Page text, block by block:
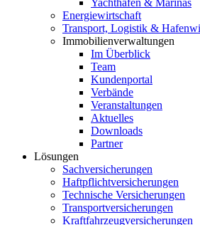
Yachthäfen & Marinas
Energiewirtschaft
Transport, Logistik &
Immobilienverwaltungen
Im Überblick
Team
Kundenportal
Verbände
Veranstaltungen
Aktuelles
Downloads
Partner
Lösungen
Sachversicherungen
Haftpflichtversicherungen
Technische Versicherungen
Transportversicherungen
Kraftfahrzeugversicherungen